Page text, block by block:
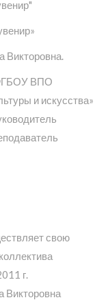
ВПО
и искусства»
свою
г.
Викторовна